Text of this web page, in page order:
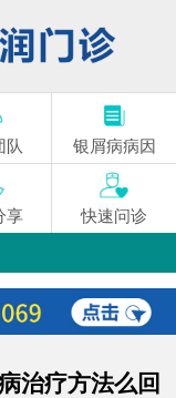
队 银屑病病因
享 快速问诊
治疗方法么回